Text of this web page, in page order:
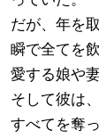
だが、年を
瞬で全てを
愛する娘や
そして彼は
すべてを奪